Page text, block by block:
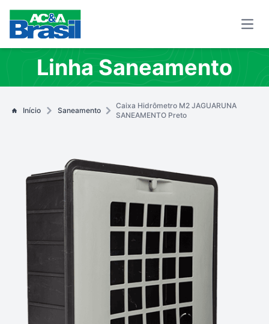
Linha Saneamento
Início Saneamento
Caixa Hidrômetro M2 JAGUARUNA
SANEAMENTO Preto